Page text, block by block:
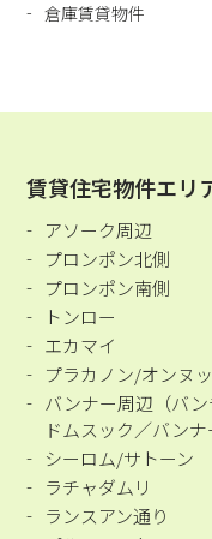
倉庫賃貸物件
賃貸住宅物件エリ
アソーク周辺
プロンポン北側
プロンポン南側
トンロー
エカマイ
プラカノン/オンヌ
バンナー周辺（バ
ドムスック／バンナ
シーロム/サトーン
ラチャダムリ
ランスアン通り